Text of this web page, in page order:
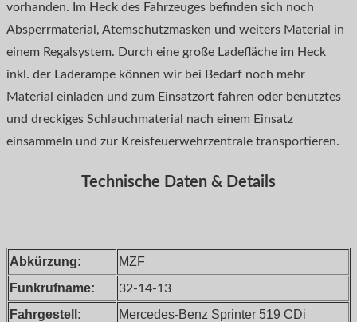
vorhanden. Im Heck des Fahrzeuges befinden sich noch
Absperrmaterial, Atemschutzmasken und weiters Material in
einem Regalsystem. Durch eine große Ladefläche im Heck
inkl. der Laderampe können wir bei Bedarf noch mehr
Material einladen und zum Einsatzort fahren oder benutztes
und dreckiges Schlauchmaterial nach einem Einsatz
einsammeln und zur Kreisfeuerwehrzentrale transportieren.
Technische Daten & Details
Abkürzung:
MZF
Funkrufname:
32-14-13
Fahrgestell:
Mercedes-Benz Sprinter 519 CDi